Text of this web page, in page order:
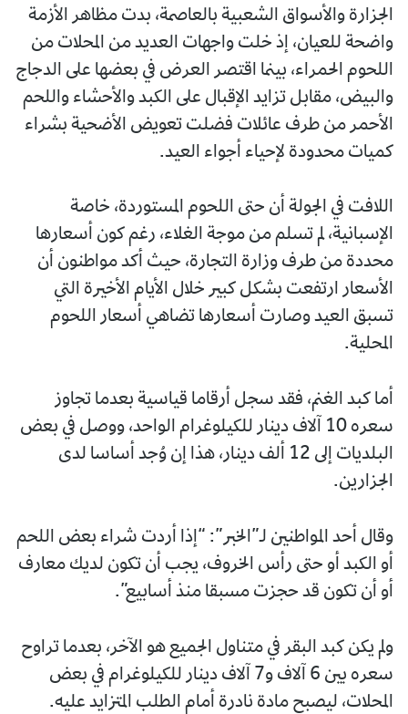
الجزارة والأسواق الشعبية بالعاصمة، بدت مظاهر الأزمة
واضحة للعيان، إذ خلت واجهات العديد من المحلات من
اللحوم الحمراء، بينما اقتصر العرض في بعضها على الدجاج
والبيض، مقابل تزايد الإقبال على الكبد والأحشاء واللحم
الأحمر من طرف عائلات فضلت تعويض الأضحية بشراء
كميات محدودة لإحياء أجواء العيد.
اللافت في الجولة أن حتى اللحوم المستوردة، خاصة
الإسبانية، لم تسلم من موجة الغلاء، رغم كون أسعارها
محددة من طرف وزارة التجارة، حيث أكد مواطنون أن
الأسعار ارتفعت بشكل كبير خلال الأيام الأخيرة التي
تسبق العيد وصارت أسعارها تضاهي أسعار اللحوم
المحلية.
أما كبد الغنم، فقد سجل أرقاما قياسية بعدما تجاوز
سعره 10 آلاف دينار للكيلوغرام الواحد، ووصل في بعض
البلديات إلى 12 ألف دينار، هذا إن وُجد أساسا لدى
الجزارين.
وقال أحد المواطنين لـ”الخبر”: “إذا أردت شراء بعض اللحم
أو الكبد أو حتى رأس الخروف، يجب أن تكون لديك معارف
أو أن تكون قد حجزت مسبقا منذ أسابيع”.
ولم يكن كبد البقر في متناول الجميع هو الآخر، بعدما تراوح
سعره بين 6 آلاف و7 آلاف دينار للكيلوغرام في بعض
المحلات، ليصبح مادة نادرة أمام الطلب المتزايد عليه.